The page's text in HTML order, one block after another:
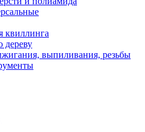
квиллинга
дереву
выпиливания, резьбы